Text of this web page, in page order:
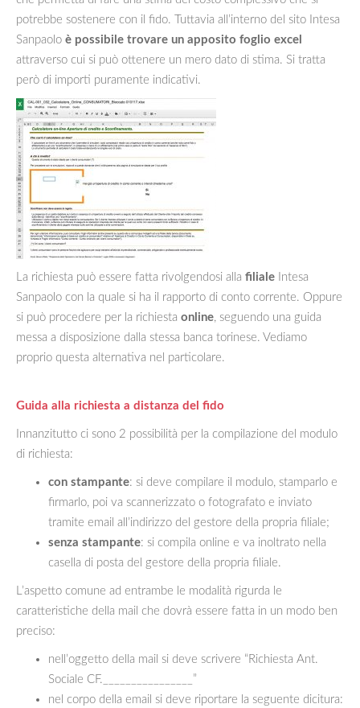
potrebbe sostenere con il fido. Tuttavia all’interno del sito Intesa
Sanpaolo è possibile trovare un apposito foglio excel
attraverso cui si può ottenere un mero dato di stima. Si tratta
però di importi puramente indicativi.
La richiesta può essere fatta rivolgendosi alla filiale Intesa
Sanpaolo con la quale si ha il rapporto di conto corrente. Oppure
si può procedere per la richiesta online, seguendo una guida
messa a disposizione dalla stessa banca torinese. Vediamo
proprio questa alternativa nel particolare.
Guida alla richiesta a distanza del fido
Innanzitutto ci sono 2 possibilità per la compilazione del modulo
di richiesta:
con stampante: si deve compilare il modulo, stamparlo e
firmarlo, poi va scannerizzato o fotografato e inviato
tramite email all’indirizzo del gestore della propria filiale;
senza stampante: si compila online e va inoltrato nella
casella di posta del gestore della propria filiale.
L’aspetto comune ad entrambe le modalità rigurda le
caratteristiche della mail che dovrà essere fatta in un modo ben
preciso:
nell’oggetto della mail si deve scrivere “Richiesta Ant.
Sociale CF.________________”
nel corpo della email si deve riportare la seguente dicitura: